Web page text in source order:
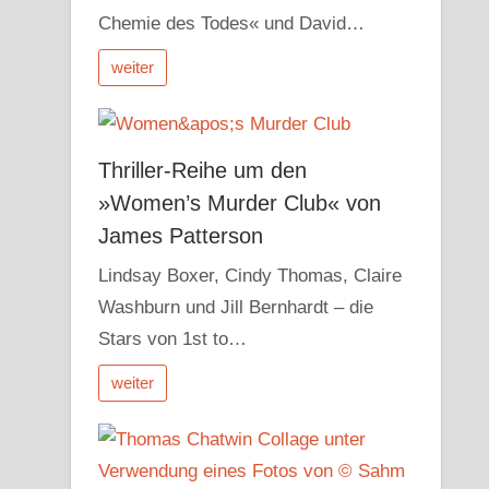
Chemie des Todes« und David…
weiter
Thriller-Reihe um den
»Women’s Murder Club« von
James Patterson
Lindsay Boxer, Cindy Thomas, Claire
Washburn und Jill Bernhardt – die
Stars von 1st to…
weiter